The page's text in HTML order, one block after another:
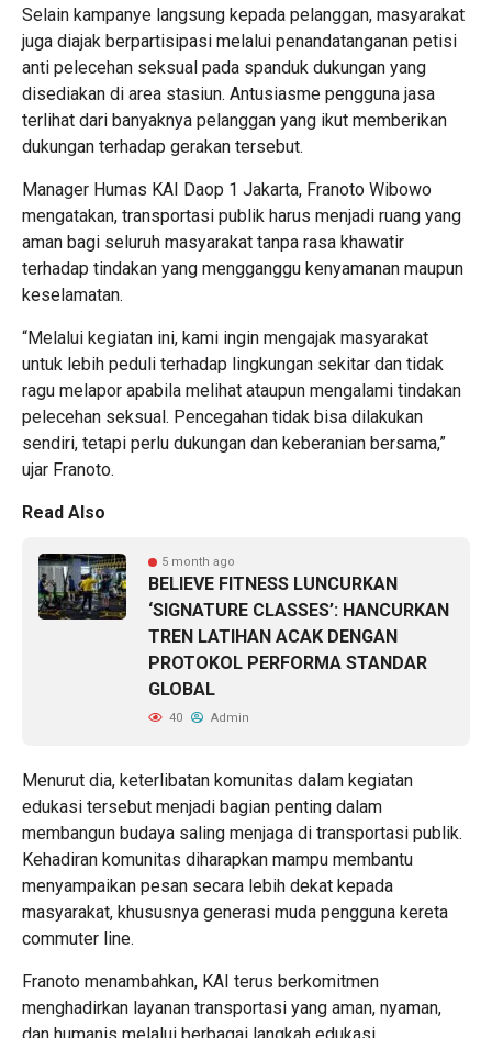
Selain kampanye langsung kepada pelanggan, masyarakat
juga diajak berpartisipasi melalui penandatanganan petisi
anti pelecehan seksual pada spanduk dukungan yang
disediakan di area stasiun. Antusiasme pengguna jasa
terlihat dari banyaknya pelanggan yang ikut memberikan
dukungan terhadap gerakan tersebut.
Manager Humas KAI Daop 1 Jakarta, Franoto Wibowo
mengatakan, transportasi publik harus menjadi ruang yang
aman bagi seluruh masyarakat tanpa rasa khawatir
terhadap tindakan yang mengganggu kenyamanan maupun
keselamatan.
“Melalui kegiatan ini, kami ingin mengajak masyarakat
untuk lebih peduli terhadap lingkungan sekitar dan tidak
ragu melapor apabila melihat ataupun mengalami tindakan
pelecehan seksual. Pencegahan tidak bisa dilakukan
sendiri, tetapi perlu dukungan dan keberanian bersama,”
ujar Franoto.
Read Also
5 month ago
BELIEVE FITNESS LUNCURKAN
‘SIGNATURE CLASSES’: HANCURKAN
TREN LATIHAN ACAK DENGAN
PROTOKOL PERFORMA STANDAR
GLOBAL
40 Admin
Menurut dia, keterlibatan komunitas dalam kegiatan
edukasi tersebut menjadi bagian penting dalam
membangun budaya saling menjaga di transportasi publik.
Kehadiran komunitas diharapkan mampu membantu
menyampaikan pesan secara lebih dekat kepada
masyarakat, khususnya generasi muda pengguna kereta
commuter line.
Franoto menambahkan, KAI terus berkomitmen
menghadirkan layanan transportasi yang aman, nyaman,